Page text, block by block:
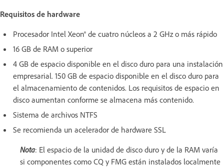
Requisitos de hardware
Procesador Intel Xeon® de cuatro núcleos a 2 GHz o más rápido
16 GB de RAM o superior
4 GB de espacio disponible en el disco duro para una instalación
empresarial. 150 GB de espacio disponible en el disco duro para
el almacenamiento de contenidos. Los requisitos de espacio en
disco aumentan conforme se almacena más contenido.
Sistema de archivos NTFS
Se recomienda un acelerador de hardware SSL
Nota: El espacio de la unidad de disco duro y de la RAM varía
si componentes como CQ y FMG están instalados localmente